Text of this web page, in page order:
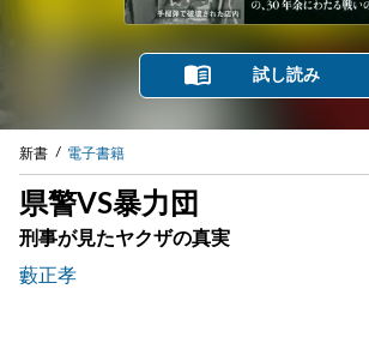
試し読み
新書 電子書籍
県警VS暴力団
刑事が見たヤクザの真実
藪正孝